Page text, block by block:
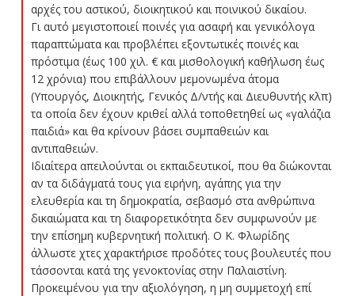
αρχές του αστικού, διοικητικού και ποινικού δικαίου.
Γι αυτό μεγιστοποιεί ποινές για ασαφή και γενικόλογα
παραπτώματα και προβλέπει εξοντωτικές ποινές και
πρόστιμα (έως 100 χιλ. € και μισθολογική καθήλωση έως
12 χρόνια) που επιβάλλουν μεμονωμένα άτομα
(Υπουργός, Διοικητής, Γενικός Δ/ντής και Διευθυντής κλπ)
τα οποία δεν έχουν κριθεί αλλά τοποθετηθεί ως «γαλάζια
παιδιά» και θα κρίνουν βάσει συμπαθειών και
αντιπαθειών.
Ιδιαίτερα απειλούνται οι εκπαιδευτικοί, που θα διώκονται
αν τα διδάγματά τους για ειρήνη, αγάπης για την
ελευθερία και τη δημοκρατία, σεβασμό στα ανθρώπινα
δικαιώματα και τη διαφορετικότητα δεν συμφωνούν με
την επίσημη κυβερνητική πολιτική. Ο Κ. Φλωρίδης
άλλωστε χτες χαρακτήρισε προδότες τους βουλευτές που
τάσσονται κατά της γενοκτονίας στην Παλαιστίνη.
Προκειμένου για την αξιολόγηση, η μη συμμετοχή επί